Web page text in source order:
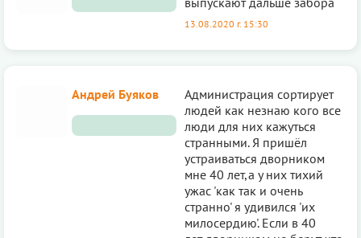
13.08.2020 г. 15:30
Андрей Буяков
Администрация сортирует
людей как незнаю кого все
люди для них кажуться
странными. Я пришёл
устраиваться дворником
мне 40 лет,а у них тихий
ужас 'как так и очень
странно' я удивился 'их
милосердию'. Если в 40